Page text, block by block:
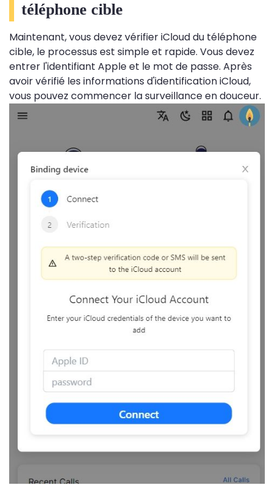
téléphone cible
Maintenant, vous devez vérifier iCloud du téléphone
cible, le processus est simple et rapide. Vous devez
entrer l'identifiant Apple et le mot de passe. Après
avoir vérifié les informations d'identification iCloud,
vous pouvez commencer la surveillance en douceur.